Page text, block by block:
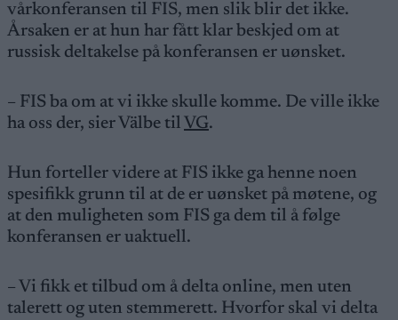
vårkonferansen til FIS, men slik blir det ikke.
Årsaken er at hun har fått klar beskjed om at
russisk deltakelse på konferansen er uønsket.
– FIS ba om at vi ikke skulle komme. De ville ikke
ha oss der, sier Välbe til VG.
Hun forteller videre at FIS ikke ga henne noen
spesifikk grunn til at de er uønsket på møtene, og
at den muligheten som FIS ga dem til å følge
konferansen er uaktuell.
– Vi fikk et tilbud om å delta online, men uten
talerett og uten stemmerett. Hvorfor skal vi delta